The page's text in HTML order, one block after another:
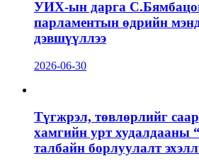
УИХ-ын дарга
парламентын өдрийн
дэвшүүллээ
2026-06-30
Түгжрэл, төвлөрлийг
хамгийн урт
талбайн борлуулалт